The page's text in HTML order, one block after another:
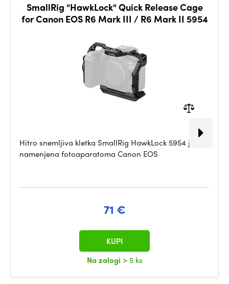
SmallRig "HawkLock" Quick Release Cage
for Canon EOS R6 Mark III / R6 Mark II 5954
Hitro snemljiva kletka SmallRig HawkLock 5954 je
namenjena fotoaparatoma Canon EOS
71 €
Na zalogi > 5 ks
KUPI